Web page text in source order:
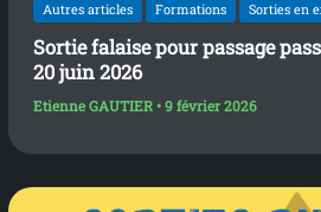
Autres articles Formations Sorties en
Sortie falaise pour passage
20 juin 2026
Etienne GAUTIER • 9 février 2026